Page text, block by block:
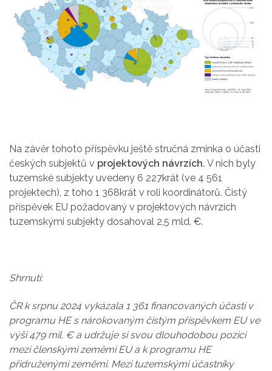
Na závěr tohoto příspěvku ještě stručná zmínka o účasti
českých subjektů v projektových návrzích. V nich byly
tuzemské subjekty uvedeny 6 227krát (ve 4 561
projektech), z toho 1 368krát v roli koordinátorů. Čistý
příspěvek EU požadovaný v projektových návrzích
tuzemskými subjekty dosahoval 2,5 mld. €.
Shrnutí:
ČR k srpnu 2024 vykázala 1 361 financovaných účastí v
programu HE s nárokovaným čistým příspěvkem EU ve
výši 479 mil. € a udržuje si svou dlouhodobou pozici
mezi členskými zeměmi EU a k programu HE
přidruženými zeměmi. Mezi tuzemskými účastníky